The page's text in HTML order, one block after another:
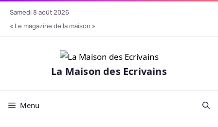
samedi 8 août 2026
« Le magazine de la maison »
La Maison des Ecrivains
Menu